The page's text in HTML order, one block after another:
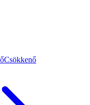
Csökkenő